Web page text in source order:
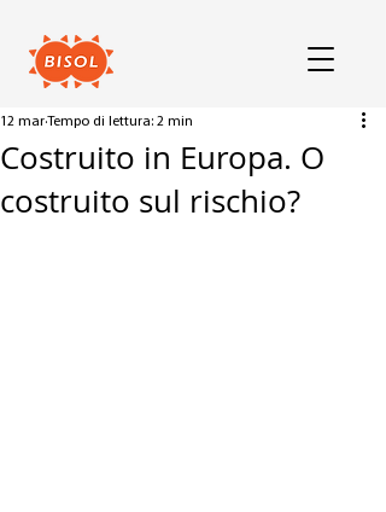
Costruito in Europa. O
costruito sul rischio?
12 marTempo di lettura: 2 min